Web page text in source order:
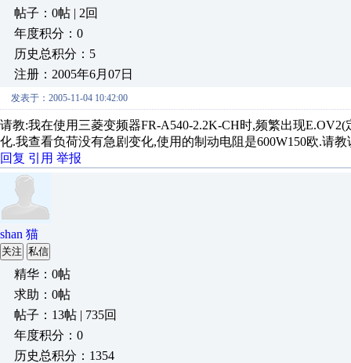
帖子：0帖 | 2回
年度积分：0
历史总积分：5
注册：2005年6月07日
发表于：2005-11-04 10:42:00
请教:我在使用三菱变频器FR-A540-2.2K-CH时,频繁出现
化.我查看负荷没有急剧变化,使用的制动电阻是600W150欧.请教
回复 引用 举报
shan 猫
关注 私信
精华：0帖
求助：0帖
帖子：13帖 | 735回
年度积分：0
历史总积分：1354